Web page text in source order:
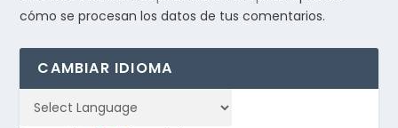
cómo se procesan los datos de tus comentarios.
CAMBIAR IDIOMA